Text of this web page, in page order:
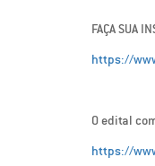
FAÇA SUA
https://
O edital
https://